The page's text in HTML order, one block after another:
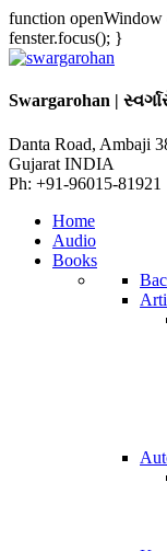
function
fenster.focus(); }
Swargarohan |
Danta Road, Ambaji
Gujarat INDIA
Ph: +91-96015-81921
Home
Audio
Books